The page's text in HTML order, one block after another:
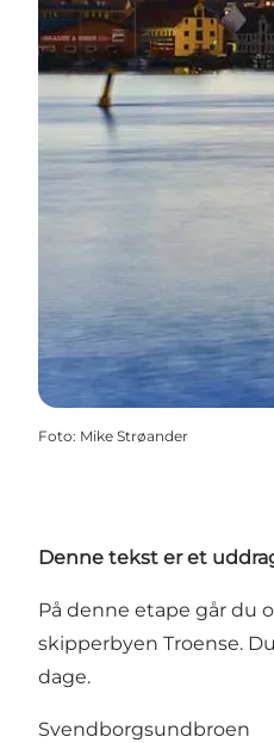
Foto: Mike Strøander
Denne tekst er et
På denne etape går du
skipperbyen Troense.
dage.
Svendborgsundbroen